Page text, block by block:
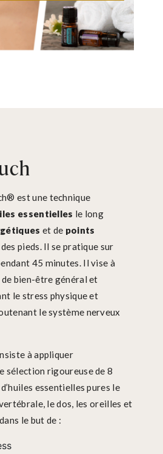
est une technique
essentielles le long
et de points
pieds. Il se pratique sur
45 minutes. Il vise à
bien-être général et
le stress physique et
le système nerveux
à appliquer
sélection rigoureuse de 8
essentielles pures le
le dos, les oreilles et
le but de :